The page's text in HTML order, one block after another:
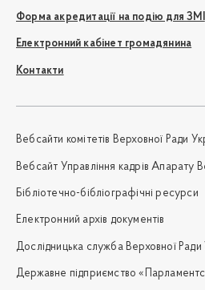
Форма акредитації на подію для ЗМІ
Електронний кабінет громадянина
Контакти
Вебсайти комітетів Верховної Ради
Вебсайт Управління кадрів Апарату
Бібліотечно-бібліографічні ресурси
Електронний архів документів
Дослідницька служба Верховної Ради
Державне підприємство